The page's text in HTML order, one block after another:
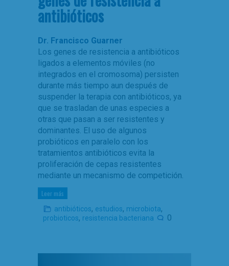
antibióticos
Dr. Francisco Guarner
Los genes de resistencia a antibióticos
ligados a elementos móviles (no
integrados en el cromosoma) persisten
durante más tiempo aun después de
suspender la terapia con antibióticos, ya
que se trasladan de unas especies a
otras que pasan a ser resistentes y
dominantes. El uso de algunos
probióticos en paralelo con los
tratamientos antibióticos evita la
proliferación de cepas resistentes
mediante un mecanismo de competición.
Leer más
antibióticos, estudios, microbiota,
probioticos, resistencia bacteriana 0